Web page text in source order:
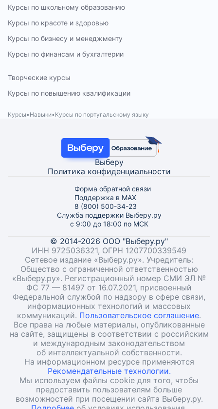
Курсы по школьному образованию
Курсы по красоте и здоровью
Курсы по бизнесу и менеджменту
Курсы по финансам и бухгалтерии
Творческие курсы
Курсы по повышению квалификации
Курсы Навыки Курсы по португальскому языку
Выберу
Политика конфиденциальности
Форма обратной связи
Поддержка в MAX
8 (800) 500-34-23
Служба поддержки Выберу.ру
с 9:00 до 18:00 по МСК
© 2014-2026 ООО "Выберу.ру"
ИНН 9725036321, ОГРН 1207700339549
Сетевое издание «Выберу.ру». Учредитель:
Общество с ограниченной ответственностью
«Выберу.ру». Регистрационный номер СМИ ЭЛ №
ФС 77 — 81497 от 16.07.2021, присвоенный
Федеральной службой по надзору в сфере связи,
информационных технологий и массовых
коммуникаций. Пользовательское соглашение.
Все права на любые материалы, опубликованные
на сайте, защищены в соответствии с российским
и международным законодательством
об интеллектуальной собственности.
На информационном ресурсе применяются
Рекомендательные технологии.
Мы используем файлы cookie для того, чтобы
предоставить пользователям больше
возможностей при посещении сайта Выберу.ру.